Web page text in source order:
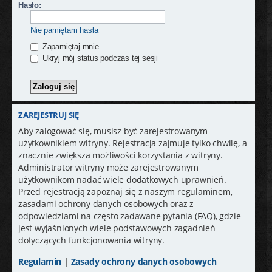
Hasło:
Nie pamiętam hasła
Zapamiętaj mnie
Ukryj mój status podczas tej sesji
ZAREJESTRUJ SIĘ
Aby zalogować się, musisz być zarejestrowanym
użytkownikiem witryny. Rejestracja zajmuje tylko chwilę, a
znacznie zwiększa możliwości korzystania z witryny.
Administrator witryny może zarejestrowanym
użytkownikom nadać wiele dodatkowych uprawnień.
Przed rejestracją zapoznaj się z naszym regulaminem,
zasadami ochrony danych osobowych oraz z
odpowiedziami na często zadawane pytania (FAQ), gdzie
jest wyjaśnionych wiele podstawowych zagadnień
dotyczących funkcjonowania witryny.
Regulamin | Zasady ochrony danych osobowych